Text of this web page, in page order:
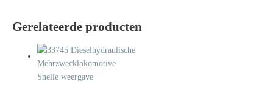
Gerelateerde producten
Snelle weergave